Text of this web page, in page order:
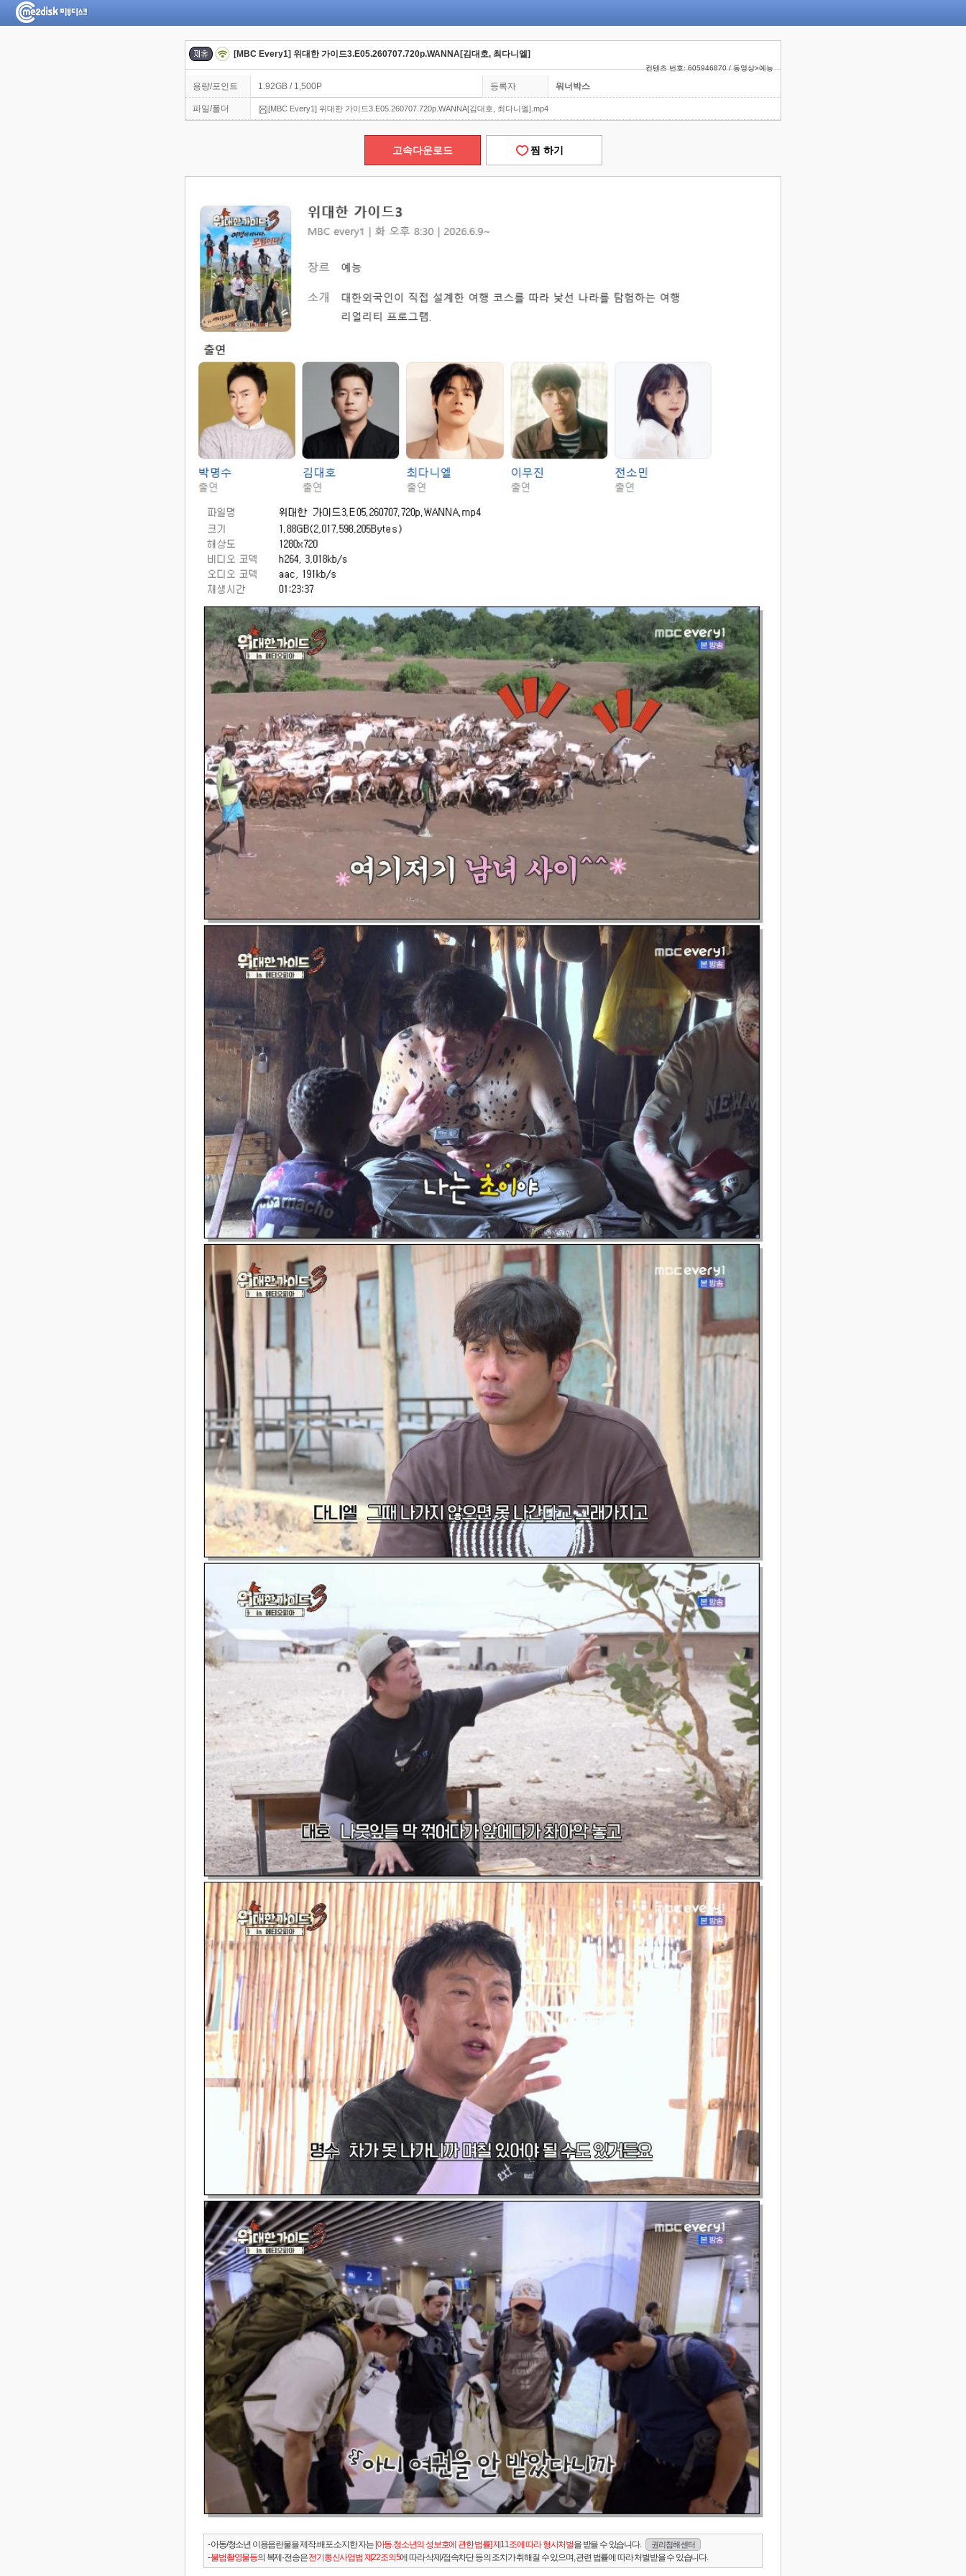
[MBC Every1] 위대한 가이드3.E05.260707.720p.WANNA[김대호, 최다니엘]
컨텐츠 번호: 605946870 / 동영상>예능
용량/포인트 1.92GB / 1,500P 등록자 워너박스
파일/폴더 [MBC Every1] 위대한 가이드3.E05.260707.720p.WANNA[김대호, 최다니엘].mp4
고속다운로드 찜 하기
- 아동/청소년 이용음란물을 제작.배포.소지한 자는[아동.청소년의 성보호에 관한 법률] 제11조에 따라 형사처벌을 받을 수 있습니다. 권리침해 센터
-불법촬영물등의 복제·전송은전기통신사업법 제22조의5에 따라 삭제/접속차단 등의 조치가 취해질 수 있으며, 관련 법률에 따라 처벌받을 수 있습니다.